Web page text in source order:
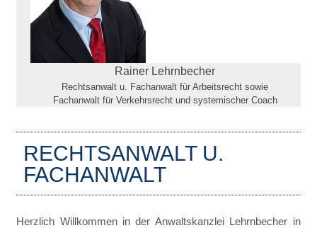
Rainer Lehrnbecher
Rechtsanwalt u. Fachanwalt für Arbeitsrecht sowie
Fachanwalt für Verkehrsrecht und systemischer Coach
RECHTSANWALT U.
FACHANWALT
Herzlich Willkommen in der Anwaltskanzlei Lehrnbecher in